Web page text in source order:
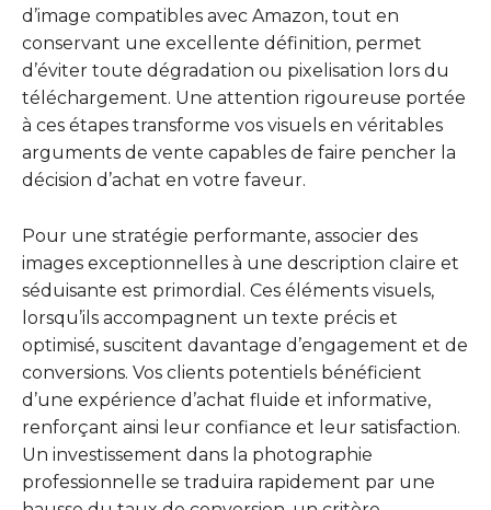
d’image compatibles avec Amazon, tout en
conservant une excellente définition, permet
d’éviter toute dégradation ou pixelisation lors du
téléchargement. Une attention rigoureuse portée
à ces étapes transforme vos visuels en véritables
arguments de vente capables de faire pencher la
décision d’achat en votre faveur.
Pour une stratégie performante, associer des
images exceptionnelles à une description claire et
séduisante est primordial. Ces éléments visuels,
lorsqu’ils accompagnent un texte précis et
optimisé, suscitent davantage d’engagement et de
conversions. Vos clients potentiels bénéficient
d’une expérience d’achat fluide et informative,
renforçant ainsi leur confiance et leur satisfaction.
Un investissement dans la photographie
professionnelle se traduira rapidement par une